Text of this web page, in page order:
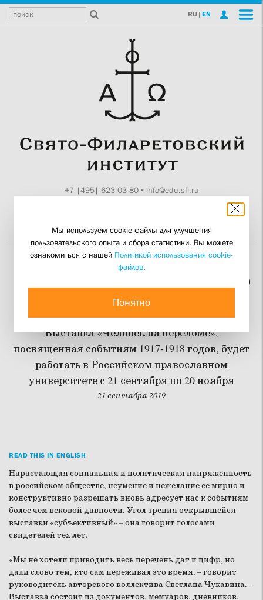
RU | EN
+7 |495| 623 03 80• info@edu.sfi.ru
Главное о человеке в это
время – его убивали
Выставка «Человек на переломе»,
посвященная событиям 1917-1918 годов, будет
работать в Российском православном
университете с 21 сентября по 20 ноября
21 сентября 2019
READ THIS IN ENGLISH
Нарастающая социальная и политическая напряженность
в российском обществе, неумение и нежелание ее мирно и
конструктивно разрешать вновь адресует нас к событиям
более чем вековой давности. Угол зрения открывшейся
выставки «субъективный» – она говорит голосами
свидетелей тех лет.
«Мы не хотели приводить весь перечень дат и цифр, но
дали слово тем, кто сам переживал это время, – говорит
руководитель авторского коллектива Светлана Чукавина. –
Выставка состоит из документов, мемуаров, дневников,
Мы используем cookie-файлы для улучшения
пользовательского опыта и сбора статистики. Вы можете
ознакомиться с нашей Политикой использования cookie-
файлов.
Понятно